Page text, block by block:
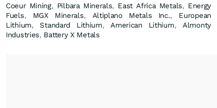
Coeur Mining, Pilbara Minerals, East Africa Metals, Energy
Fuels, MGX Minerals, Altiplano Metals Inc., European
Lithium, Standard Lithium,American Lithium,Almonty
Industries, Battery X Metals